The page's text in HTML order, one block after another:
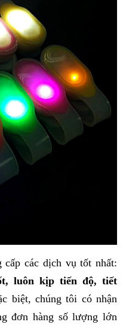
cấp các dịch vụ tốt nhất:
luôn kịp tiến độ, tiết
biệt, chúng tôi có nhận
đơn hàng số lượng lớn